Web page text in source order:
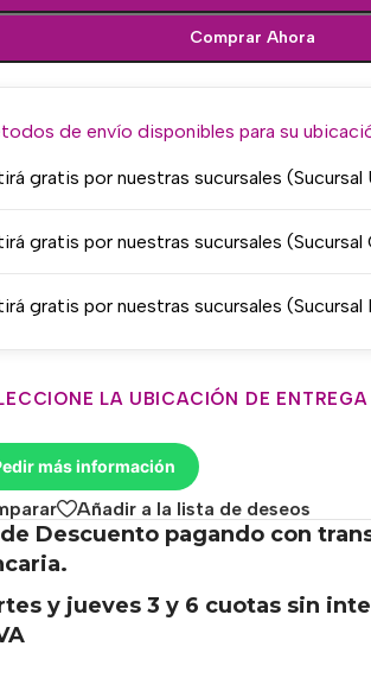
Comprar Ahora
de envío disponibles para su
gratis por nuestras sucursales (Sucursal
gratis por nuestras sucursales
gratis por nuestras sucursales
LA UBICACIÓN DE ENTREGA
más información
Añadir a la lista de deseos
de Descuento pagando con
y jueves 3 y 6 cuotas sin